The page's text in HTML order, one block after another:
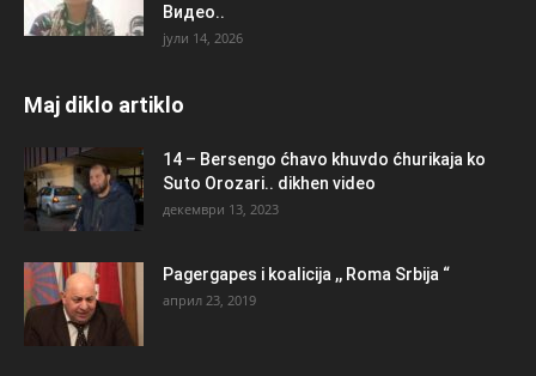
Видео..
јули 14, 2026
Maj diklo artiklo
14 – Bersengo ćhavo khuvdo ćhurikaja ko
Suto Orozari.. dikhen video
декември 13, 2023
Pagergapes i koalicija ,, Roma Srbija “
април 23, 2019